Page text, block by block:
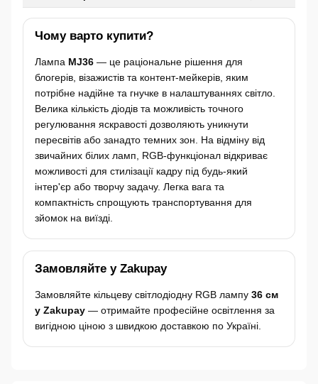
Чому варто купити?
Лампа MJ36 — це раціональне рішення для
блогерів, візажистів та контент-мейкерів, яким
потрібне надійне та гнучке в налаштуваннях світло.
Велика кількість діодів та можливість точного
регулювання яскравості дозволяють уникнути
пересвітів або занадто темних зон. На відміну від
звичайних білих ламп, RGB-функціонал відкриває
можливості для стилізації кадру під будь-який
інтер'єр або творчу задачу. Легка вага та
компактність спрощують транспортування для
зйомок на виїзді.
Замовляйте у Zakupay
Замовляйте кільцеву світлодіодну RGB лампу 36 см
у Zakupay — отримайте професійне освітлення за
вигідною ціною з швидкою доставкою по Україні.